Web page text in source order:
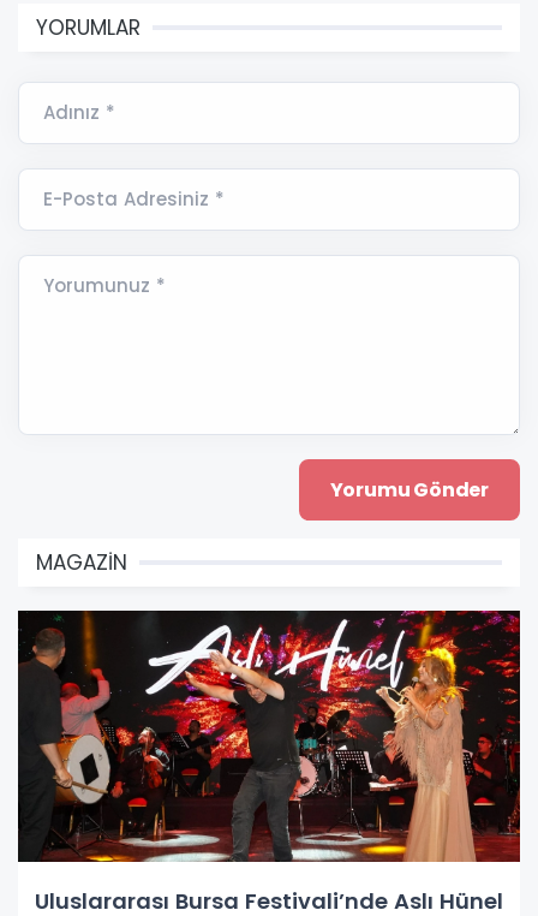
YORUMLAR
Adınız *
E-Posta Adresiniz *
Yorumunuz *
MAGAZİN
Uluslararası Bursa Festivali’nde Aslı Hünel